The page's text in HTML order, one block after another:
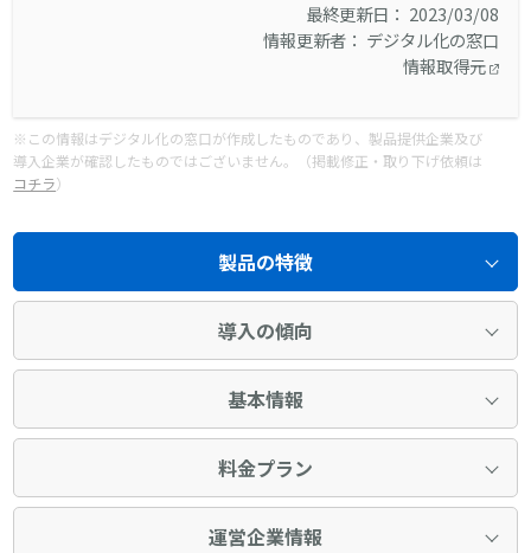
最終更新日： 2023/03/08
情報更新者： デジタル化の窓口
情報取得元
※この情報はデジタル化の窓口が作成したものであり、製品提供企業及び
導入企業が確認したものではございません。（掲載修正・取り下げ依頼は
コチラ）
製品の特徴
導入の傾向
基本情報
料金プラン
運営企業情報